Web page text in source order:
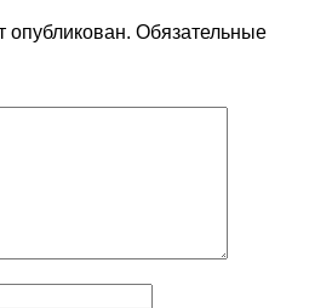
опубликован. Обязательные